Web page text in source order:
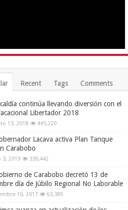
Recent Tags Comments
continúa llevando diversión con el
Libertador 2018
13, 2018 445,220
Lacava activa Plan Tanque
Carabobo
3, 2019 330,442
de Carabobo decretó 13 de
día de Júbilo Regional No Laborable
10, 2017 63,385